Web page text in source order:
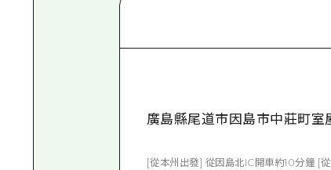
廣島縣尾道市因島市中莊町室
[從本州出發] 從因島北IC開車約10分鐘 [